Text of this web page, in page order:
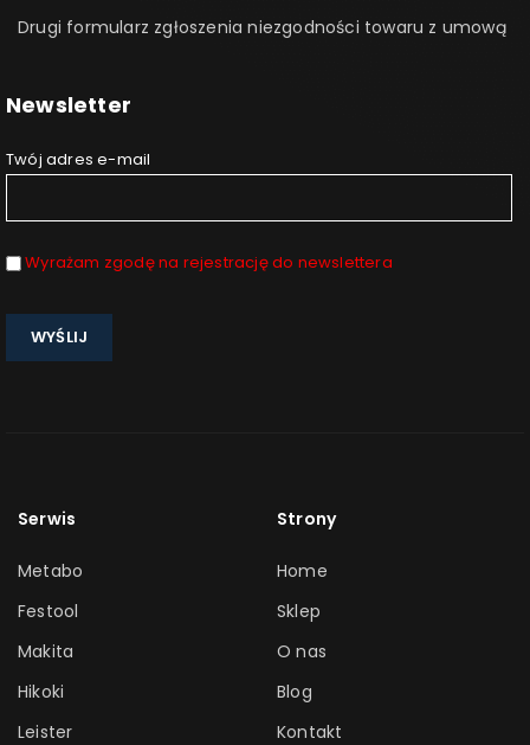
Drugi formularz zgłoszenia niezgodności towaru z umową
Newsletter
Twój adres e-mail
Wyrażam zgodę na rejestrację do newslettera
Serwis
Metabo
Festool
Makita
Hikoki
Leister
Strony
Home
Sklep
O nas
Blog
Kontakt